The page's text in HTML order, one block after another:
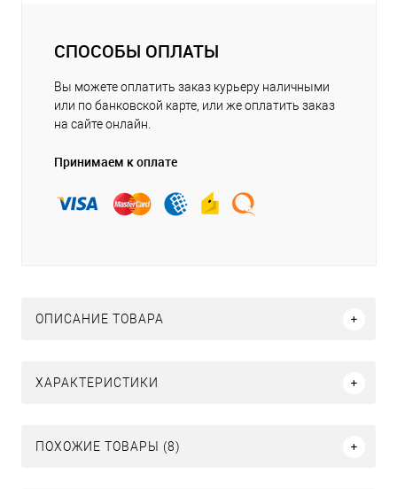
СПОСОБЫ ОПЛАТЫ
Вы можете оплатить заказ курьеру наличными
или по банковской карте, или же оплатить заказ
на сайте онлайн.
Принимаем к оплате
ОПИСАНИЕ ТОВАРА
ХАРАКТЕРИСТИКИ
ПОХОЖИЕ ТОВАРЫ (8)